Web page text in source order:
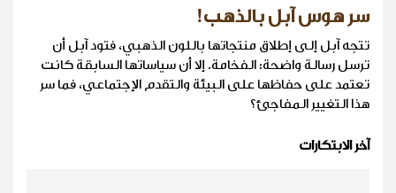
سر هوس آبل بالذهب!
تتجه آبل إلى إطلاق منتجاتها باللون الذهبي، فتود آبل أن
ترسل رسالة واضحة: الفخامة. إلا أن سياساتها السابقة كانت
تعتمد على حفاظها على البيئة والتقدم الإجتماعي، فما سر
هذا التغيير المفاجئ؟
آخر الابتكارات